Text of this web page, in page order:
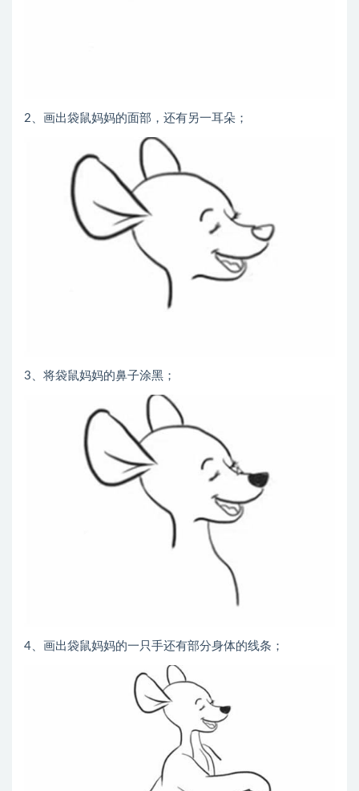
2、画出袋鼠妈妈的面部，还有另一耳朵；
3、将袋鼠妈妈的鼻子涂黑；
4、画出袋鼠妈妈的一只手还有部分身体的线条；